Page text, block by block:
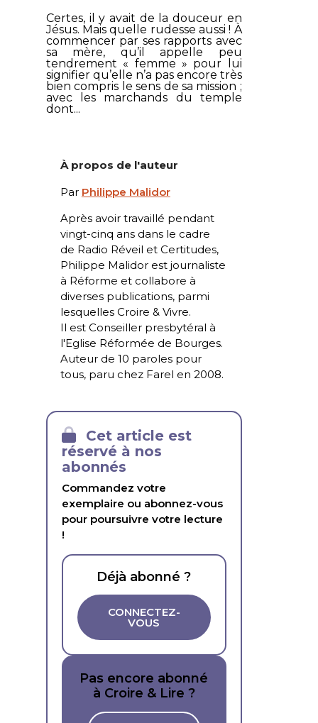
Certes, il y avait de la douceur en
Jésus. Mais quelle rudesse aussi ! À
commencer par ses rapports avec
sa mère, qu’il appelle peu
tendrement « femme » pour lui
signifier qu’elle n’a pas encore très
bien compris le sens de sa mission ;
avec les marchands du temple
dont...
À propos de l'auteur
Par Philippe Malidor
Après avoir travaillé pendant
vingt-cinq ans dans le cadre
de Radio Réveil et Certitudes,
Philippe Malidor est journaliste
à Réforme et collabore à
diverses publications, parmi
lesquelles Croire & Vivre.
Il est Conseiller presbytéral à
l'Eglise Réformée de Bourges.
Auteur de 10 paroles pour
tous, paru chez Farel en 2008.
Cet article est
réservé à nos
abonnés
Commandez votre
exemplaire ou abonnez-vous
pour poursuivre votre lecture
!
Déjà abonné ?
CONNECTEZ-
VOUS
Pas encore abonné
à Croire & Lire ?